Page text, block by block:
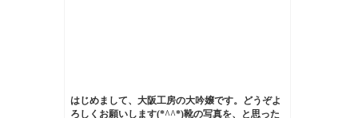
はじめまして、大阪工房の大吟嬢です。どうぞよ
ろしくお願いします(*^^*)靴の写真を、と思った